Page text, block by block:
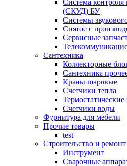
Система контроля
(СКУД) БУ
Системы
Снятое с
Сервисные
Сантехника
Коллекторные
Сантехника
Краны шаровые
Счетчики тепла
Термоcтатические
Счетчики воды
Фурнитура для мебели
Прочие товары
test
Строительство и ремонт
Инструмент
Сварочные